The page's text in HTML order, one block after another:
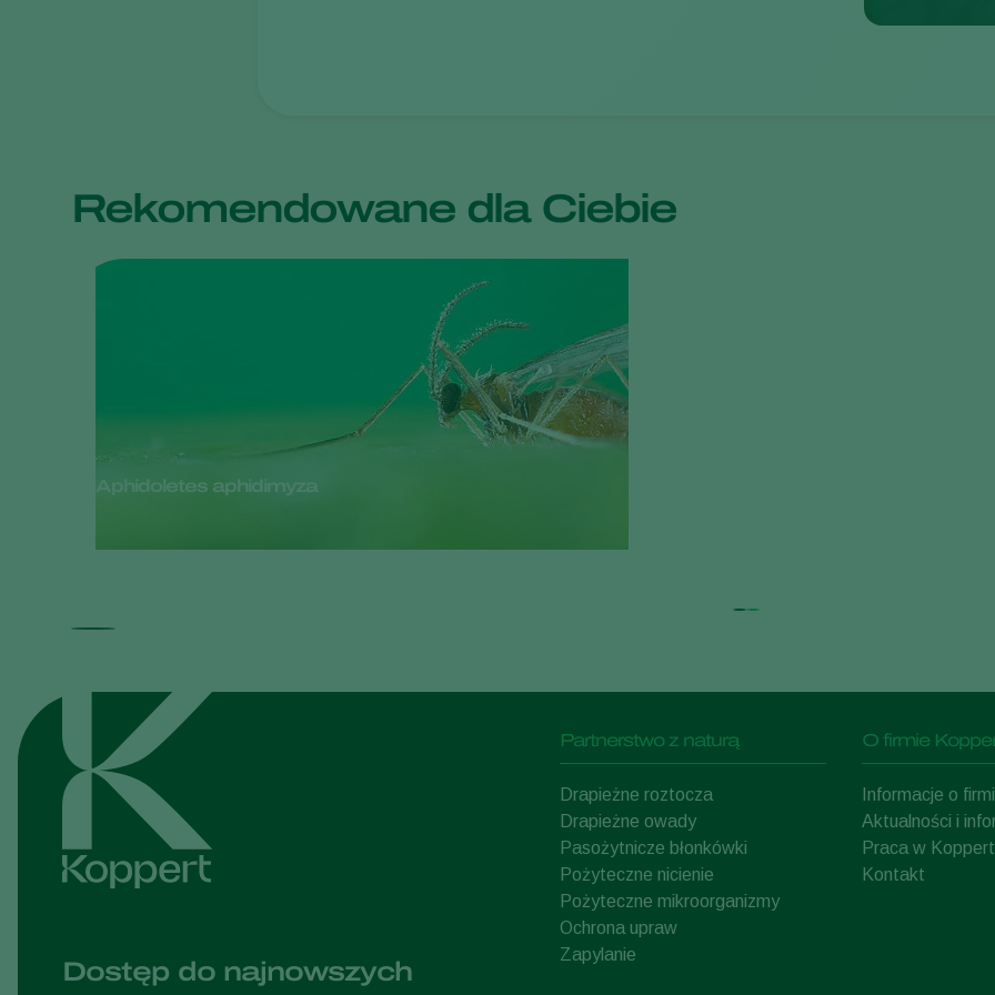
Rekomendowane dla Ciebie
Aphidoletes aphidimyza
Dostęp do najnowszych
Partnerstwo z naturą
Drapieżne roztocza
Drapieżne owady
Pasożytnicze błonkówki
Pożyteczne nicienie
Pożyteczne mikroorganizmy
Ochrona upraw
Zapylanie
O firmie
Informacje o
Aktualności i
Praca w Koppert
Kontakt